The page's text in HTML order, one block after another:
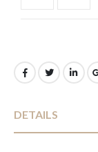
DETAILS